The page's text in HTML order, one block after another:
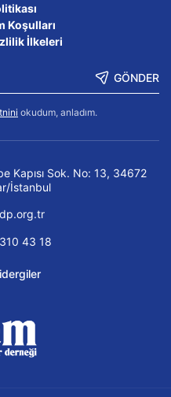
Koşulları
İlkeleri
GÖNDER
okudum, anladım.
Kapısı Sok. No: 13, 34672
İstanbul
43 18